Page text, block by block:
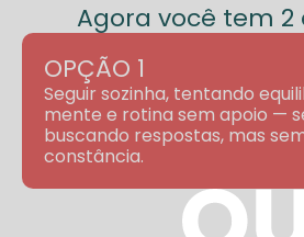
Agora você tem 2
OPÇÃO 1
Seguir sozinha, tentando
mente e rotina sem apoio —
buscando respostas, mas
constância.